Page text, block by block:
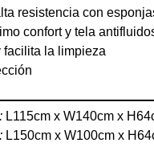
resistencia con
confort y tela
facilita la limpieza
L115cm x W140cm x
L150cm x W100cm x